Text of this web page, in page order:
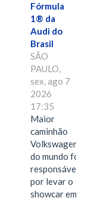
Fórmula
1® da
Audi do
Brasil
SÃO
PAULO,
sex, ago 7
2026
17:35
Maior
caminhão
Volkswagen
do mundo foi
responsável
por levar o
showcar em